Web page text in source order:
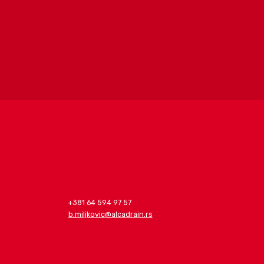
+381 64 594 97 57
b.miljkovic@alcadrain.rs